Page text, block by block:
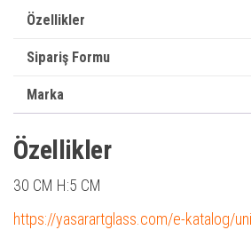
Özellikler
Sipariş Formu
Marka
Özellikler
30 CM H:5 CM
https://yasarartglass.com/e-katalog/